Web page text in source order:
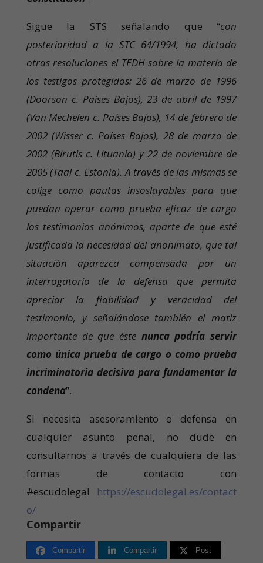
Sigue la STS señalando que “con
posterioridad a la STC 64/1994, ha dictado
otras resoluciones el TEDH sobre la materia de
los testigos protegidos: 26 de marzo de 1996
(Doorson c. Países Bajos), 23 de abril de 1997
(Van Mechelen c. Países Bajos), 14 de febrero de
2002 (Wisser c. Países Bajos), 28 de marzo de
2002 (Birutis c. Lituania) y 22 de noviembre de
2005 (Taal c. Estonia). A través de las mismas se
colige como pautas insoslayables para que
puedan operar como prueba eficaz de cargo
los testimonios anónimos, aparte de que esté
justificada la necesidad del anonimato, que tal
situación aparezca compensada por un
interrogatorio de la defensa que permita
apreciar la fiabilidad y veracidad del
testimonio, y señalándose también el matiz
importante de que éste nunca podría servir
como única prueba de cargo o como prueba
incriminatoria decisiva para fundamentar la
condena”.
Si necesita asesoramiento o defensa en
cualquier asunto penal, no dude en
consultarnos a través de cualquiera de las
formas de contacto con
#escudolegal https://escudolegal.es/contact
o/
Compartir
Compartir Compartir Post